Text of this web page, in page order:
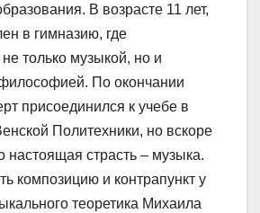
В возрасте 11 лет,
в гимназию, где
только музыкой, но и
По окончании
присоединился к учебе в
Политехники, но вскоре
настоящая страсть – музыка.
композицию и контрапункт у
теоретика Михаила